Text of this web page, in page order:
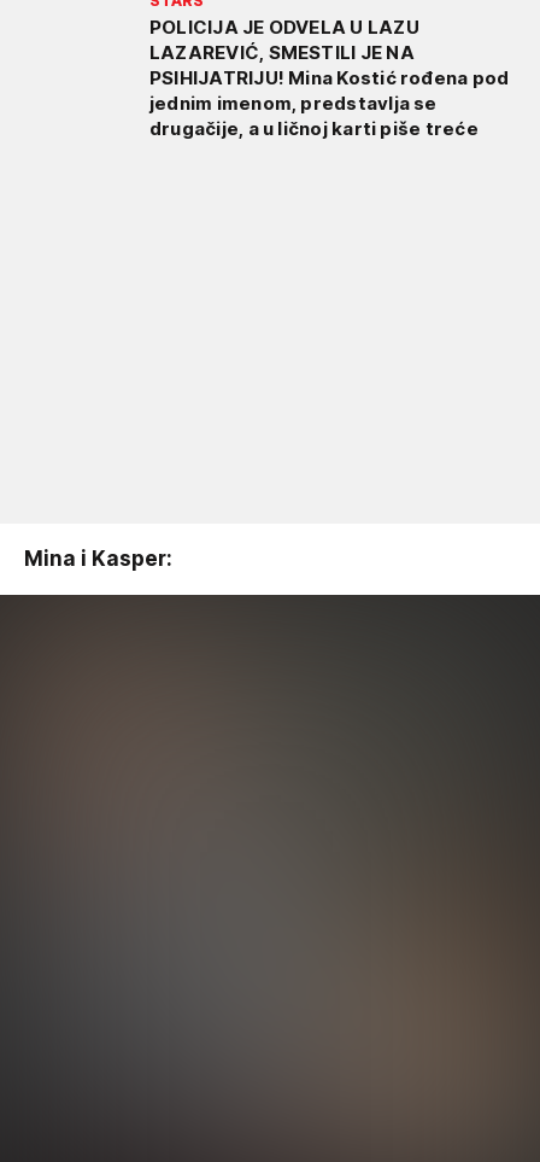
POLICIJA JE ODVELA U LAZU
LAZAREVIĆ, SMESTILI JE NA
PSIHIJATRIJU! Mina Kostić rođena pod
jednim imenom, predstavlja se
drugačije, a u ličnoj karti piše treće
Mina i Kasper: